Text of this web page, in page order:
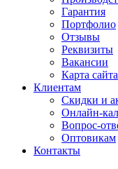
Гарантия
Портфолио
Отзывы
Реквизиты
Вакансии
Карта сайта
Клиентам
Скидки и
Онлайн-
Вопрос-
Оптовикам
Контакты